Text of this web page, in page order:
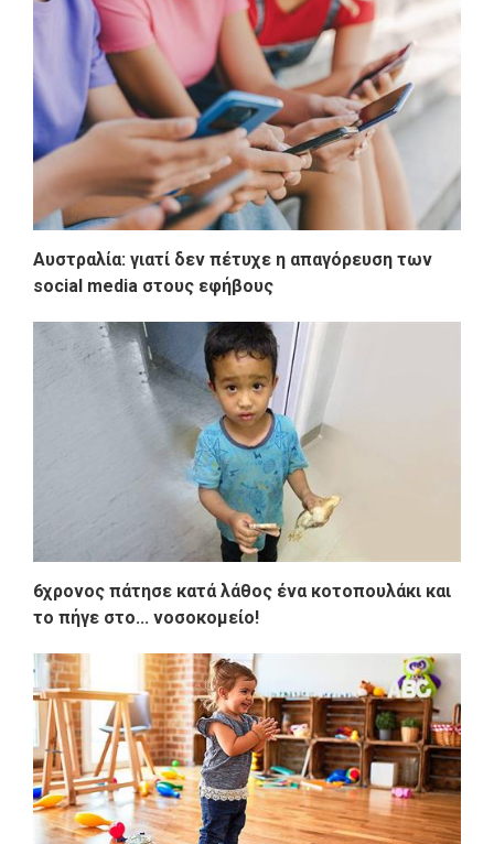
Αυστραλία: γιατί δεν πέτυχε η απαγόρευση των
social media στους εφήβους
6χρονος πάτησε κατά λάθος ένα κοτοπουλάκι και
το πήγε στο... νοσοκομείο!